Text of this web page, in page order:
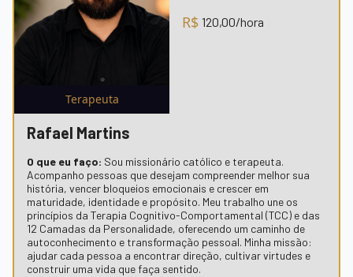
Terapeuta
R$ 120,00/hora
Rafael Martins
O que eu faço: Sou missionário católico e terapeuta.
Acompanho pessoas que desejam compreender melhor sua
história, vencer bloqueios emocionais e crescer em
maturidade, identidade e propósito. Meu trabalho une os
princípios da Terapia Cognitivo-Comportamental (TCC) e das
12 Camadas da Personalidade, oferecendo um caminho de
autoconhecimento e transformação pessoal. Minha missão:
ajudar cada pessoa a encontrar direção, cultivar virtudes e
construir uma vida que faça sentido.